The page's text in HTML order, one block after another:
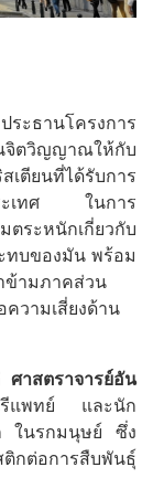
ประธานโครงการ
ตวิญญาณให้กับ
ตียนที่ได้รับการ
ระเทศ ในการ
ระหนักเกี่ยวกับ
ทบของมัน พร้อม
ข้ามภาคส่วน
วามเสี่ยงด้าน
ศาสตราจารย์อัน
พทย์ และนัก
ในรกมนุษย์ ซึ่ง
ติกต่อการสืบพันธุ์